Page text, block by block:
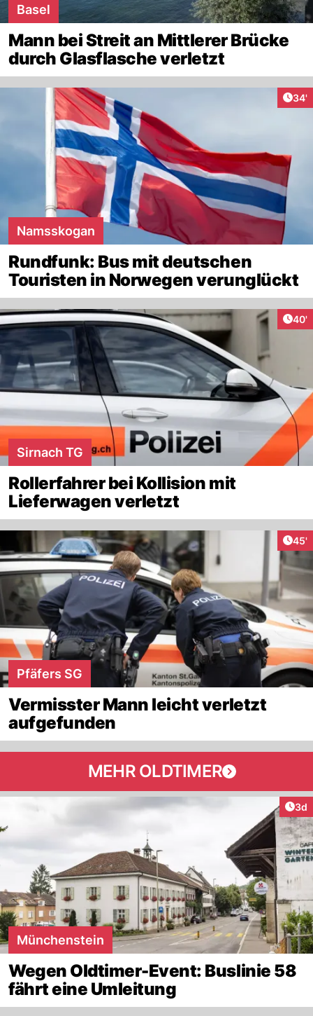
Basel
Mann bei Streit an Mittlerer Brücke
durch Glasflasche verletzt
34'
Namsskogan
Rundfunk: Bus mit deutschen
Touristen in Norwegen verunglückt
40'
Sirnach TG
Rollerfahrer bei Kollision mit
Lieferwagen verletzt
45'
Pfäfers SG
Vermisster Mann leicht verletzt
aufgefunden
MEHR OLDTIMER
3d
Münchenstein
Wegen Oldtimer-Event: Buslinie 58
fährt eine Umleitung